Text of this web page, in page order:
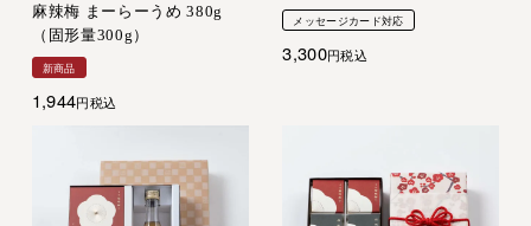
麻辣梅 まーらーうめ 380g
（固形量300g）
新商品
1,944 税込
メッセージカード対応
3,300 税込